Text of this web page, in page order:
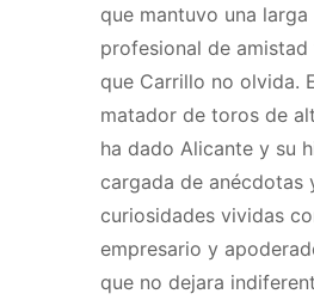
que mantuvo una larga
profesional de
que Carrillo no olvida.
matador de toros de
ha dado Alicante y su
cargada de anécdotas
curiosidades vividas
empresario y
que no dejara